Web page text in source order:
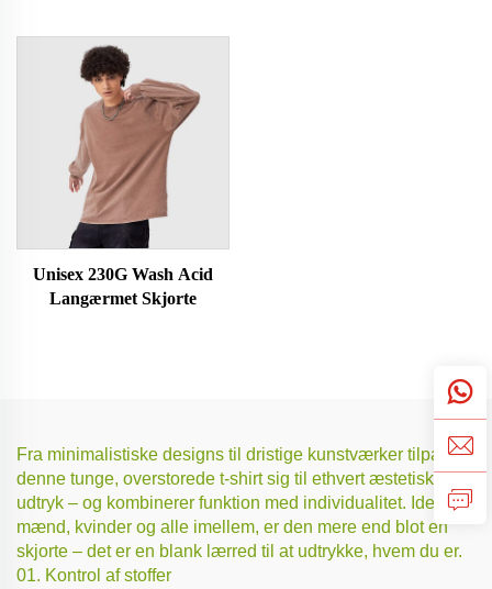
Unisex 230G Wash Acid
Langærmet Skjorte
Fra minimalistiske designs til dristige kunstværker tilpasser
denne tunge, overstorede t-shirt sig til ethvert æstetisk
udtryk – og kombinerer funktion med individualitet. Ideel til
mænd, kvinder og alle imellem, er den mere end blot en
skjorte – det er en blank lærred til at udtrykke, hvem du er.
01. Kontrol af stoffer